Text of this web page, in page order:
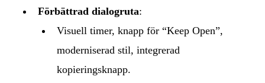
Förbättrad dialogruta:
Visuell timer, knapp för “Keep Open”,
moderniserad stil, integrerad
kopieringsknapp.